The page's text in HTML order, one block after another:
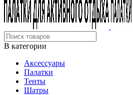
В категории
Аксессуары
Палатки
Тенты
Шатры